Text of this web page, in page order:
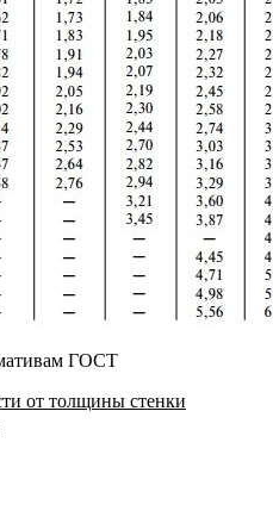
ГОСТ
от толщины стенки